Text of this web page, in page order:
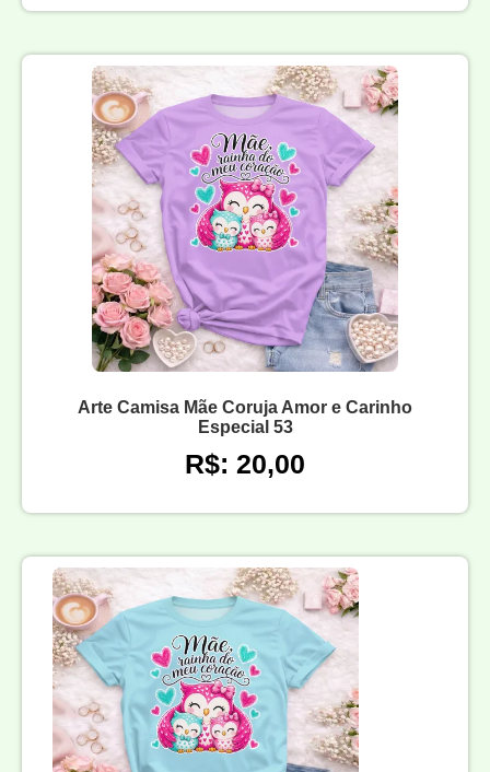
Arte Camisa Mãe Coruja Amor e Carinho
Especial 53
R$: 20,00